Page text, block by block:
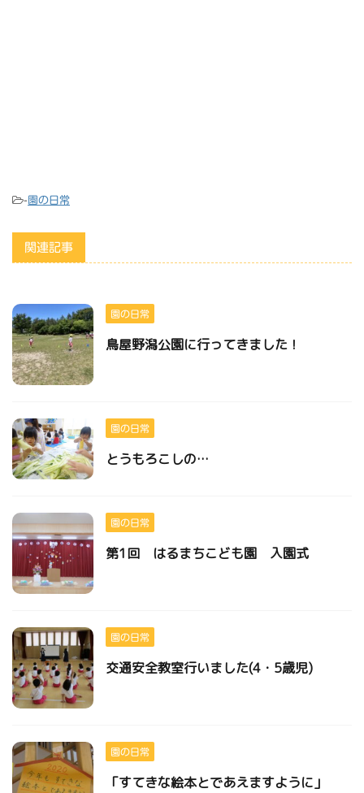
-園の日常
関連記事
園の日常
鳥屋野潟公園に行ってきました！
園の日常
とうもろこしの…
園の日常
第1回 はるまちこども園 入園式
園の日常
交通安全教室行いました(4・5歳児)
園の日常
「すてきな絵本とであえますように」